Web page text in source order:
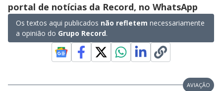
portal de notícias da Record, no WhatsApp
Os textos aqui publicados não refletem necessariamente
a opinião do Grupo Record.
AVIAÇÃO